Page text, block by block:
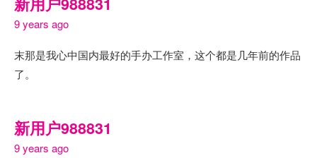
9 years ago
末那是我心中国内最好的手办工作室，这个都是几年前的作品
了。
新用户988831
9 years ago